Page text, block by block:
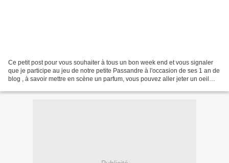
Ce petit post pour vous souhaiter à tous un bon week end et vous signaler
que je participe au jeu de notre petite Passandre à l'occasion de ses 1 an de
blog , à savoir mettre en scène un parfum, vous pouvez aller jeter un oeil